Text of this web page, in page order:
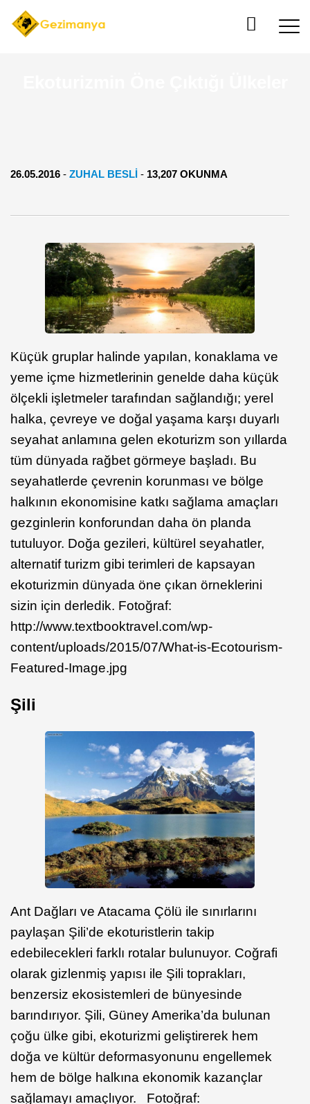
26.05.2016 - ZUHAL BESLI - 13,207 OKUNMA
Küçük gruplar halinde yapılan, konaklama ve
yeme içme hizmetlerinin genelde daha küçük
ölçekli işletmeler tarafından sağlandığı; yerel
halka, çevreye ve doğal yaşama karşı duyarlı
seyahat anlamına gelen ekoturizm son yıllarda
tüm dünyada rağbet görmeye başladı. Bu
seyahatlerde çevrenin korunması ve bölge
halkının ekonomisine katkı sağlama amaçları
gezginlerin konforundan daha ön planda
tutuluyor. Doğa gezileri, kültürel seyahatler,
alternatif turizm gibi terimleri de kapsayan
ekoturizmin dünyada öne çıkan örneklerini
sizin için derledik. Fotoğraf:
http://www.textbooktravel.com/wp-
content/uploads/2015/07/What-is-Ecotourism-
Featured-Image.jpg
Şili
Ant Dağları ve Atacama Çölü ile sınırlarını
paylaşan Şili’de ekoturistlerin takip
edebilecekleri farklı rotalar bulunuyor. Coğrafi
olarak gizlenmiş yapısı ile Şili toprakları,
benzersiz ekosistemleri de bünyesinde
barındırıyor. Şili, Güney Amerika’da bulunan
çoğu ülke gibi, ekoturizmi geliştirerek hem
doğa ve kültür deformasyonunu engellemek
hem de bölge halkına ekonomik kazançlar
sağlamayı amaçlıyor. Fotoğraf: